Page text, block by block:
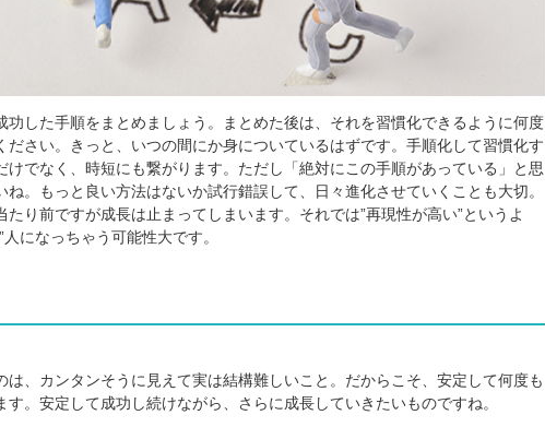
功した手順をまとめましょう。まとめた後は、それを習慣化できるように何度
ださい。きっと、いつの間にか身についているはずです。手順化して習慣化す
けでなく、時短にも繋がります。ただし「絶対にこの手順があっている」と思
ね。もっと良い方法はないか試行錯誤して、日々進化させていくことも大切。
り前ですが成長は止まってしまいます。それでは”再現性が高い”というよ
になっちゃう可能性大です。
は、カンタンそうに見えて実は結構難しいこと。だからこそ、安定して何度も
す。安定して成功し続けながら、さらに成長していきたいものですね。